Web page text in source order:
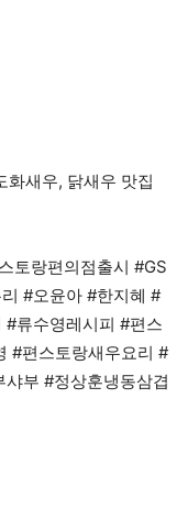
화새우, 닭새우 맛집
토랑편의점출시 #GS
#오윤아 #한지혜 #
류수영레시피 #편스
#편스토랑새우요리 #
부 #정상훈냉동삼겹